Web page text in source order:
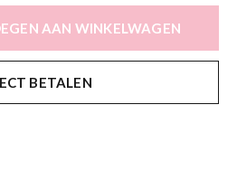
AAN WINKELWAGEN
BETALEN